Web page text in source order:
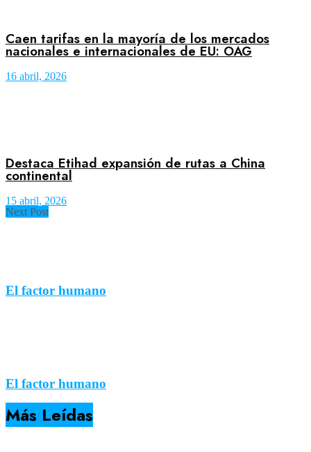
Caen tarifas en la mayoría de los mercados
nacionales e internacionales de EU: OAG
16 abril, 2026
Destaca Etihad expansión de rutas a China
continental
15 abril, 2026
Next Post
El factor humano
El factor humano
Más Leídas